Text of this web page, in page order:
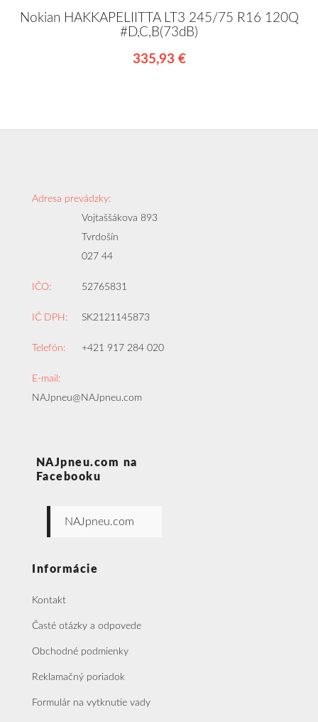
Nokian HAKKAPELIITTA LT3 245/75 R16 120Q
#D,C,B(73dB)
335,93 €
Adresa prevádzky:
Vojtaššákova 893
Tvrdošín
027 44
IČO: 52765831
IČ DPH: SK2121145873
Telefón: +421 917 284 020
E-mail:
NAJpneu@NAJpneu.com
NAJpneu.com na
Facebooku
NAJpneu.com
Informácie
Kontakt
Časté otázky a odpovede
Obchodné podmienky
Reklamačný poriadok
Formulár na vytknutie vady